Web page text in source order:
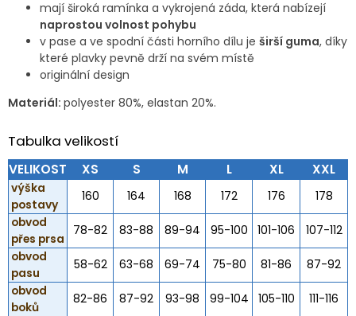
mají široká ramínka a vykrojená záda, která nabízejí
naprostou volnost pohybu
v pase a ve spodní části horního dílu je širší guma, díky
které plavky pevně drží na svém místě
originální design
Materiál: polyester 80%, elastan 20%.
Tabulka velikostí
VELIKOST XS S M L XL XXL
výška
postavy
160 164 168 172 176
178
obvod
přes prsa
78-82 83-88 89-94 95-100 101-106
107-112
obvod
pasu
58-62 63-68 69-74 75-80 81-86
87-92
obvod
boků
82-86 87-92 93-98 99-104 105-110 111-116